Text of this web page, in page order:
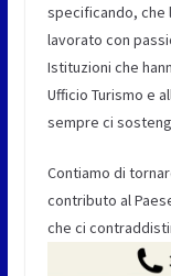
specificando, che
lavorato con
Istituzioni che
Ufficio Turismo e
sempre ci
Contiamo di
contributo al
che ci